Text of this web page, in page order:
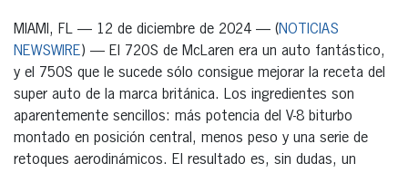
MIAMI, FL — 12 de diciembre de 2024 — (NOTICIAS
NEWSWIRE) — El 720S de McLaren era un auto fantástico,
y el 750S que le sucede sólo consigue mejorar la receta del
super auto de la marca británica. Los ingredientes son
aparentemente sencillos: más potencia del V-8 biturbo
montado en posición central, menos peso y una serie de
retoques aerodinámicos. El resultado es, sin dudas, un